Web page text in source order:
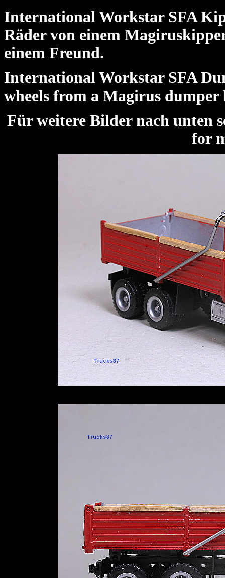
International Workstar SFA
Räder von einem
einem Freund.
International Workstar SFA
wheels from a Magirus
Für weitere Bilder nach
for